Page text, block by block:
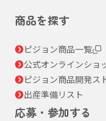
商品を探す
ピジョン商品一覧
公式オンラインショ
ピジョン商品開発ス
出産準備リスト
応募・参加する